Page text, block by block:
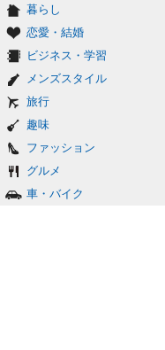
暮らし
恋愛・結婚
ビジネス・学習
メンズスタイル
旅行
趣味
ファッション
グルメ
車・バイク